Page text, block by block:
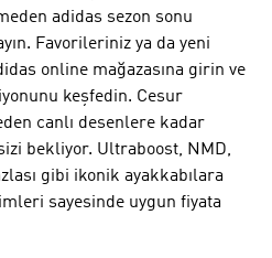
adidas sezon sonu
Favorileriniz ya da yeni
online mağazasına girin ve
keşfedin. Cesur
canlı desenlere kadar
bekliyor. Ultraboost, NMD,
gibi ikonik ayakkabılara
sayesinde uygun fiyata